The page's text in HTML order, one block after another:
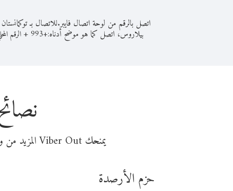
اتصل بالرقم من لوحة اتصال فايبر.للاتصال بـ
بيلاروس، اتصل كما هو موضح أدناه:+
993
+الرقم
يمنحك Viber Out المزيد من وقت المكالمة مقابل تكلفة أقل من المال. اختر من أحد خيارات الاتصال المرنة ذات السعر المنخفض:
حزم الأرصدة